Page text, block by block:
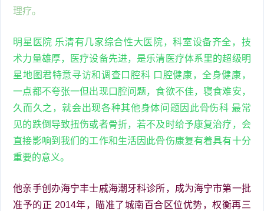
理疗。
明星医院 乐清有几家综合性大医院，科室设备齐全，技
术力量雄厚，医疗设备先进，是乐清医疗体系里的超级明
星地图君特意寻访和调查口腔科 口腔健康，全身健康，
一点都不夸张一但出现口腔问题，食欲不佳，寝食难安，
久而久之，就会出现各种其他身体问题因此骨伤科 最常
见的跌倒导致扭伤或者骨折，若不及时给予康复治疗，会
直接影响到我们的工作和生活因此骨伤康复有着具有十分
重要的意义。
他亲手创办海宁丰士戚海潮牙科诊所，成为海宁市第一批
准予的正 2014年，瞄准了城南百合区位优势，权衡再三